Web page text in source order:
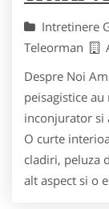
Intretinere
Teleorman
Despre Noi
peisagistice
inconjurator si
O curte
cladiri, peluza
alt aspect si o